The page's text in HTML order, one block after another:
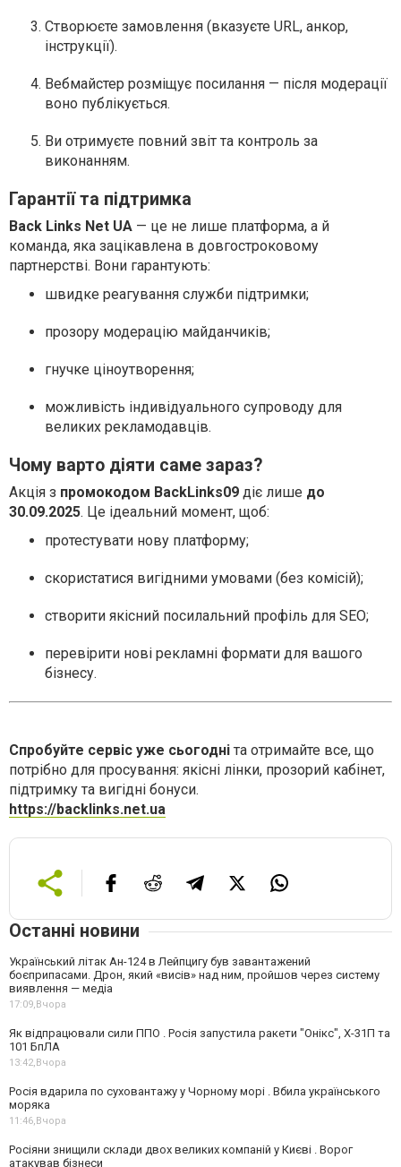
Створюєте замовлення (вказуєте URL, анкор,
інструкції).
Вебмайстер розміщує посилання — після модерації
воно публікується.
Ви отримуєте повний звіт та контроль за
виконанням.
Гарантії та підтримка
Back Links Net UA — це не лише платформа, а й
команда, яка зацікавлена в довгостроковому
партнерстві. Вони гарантують:
швидке реагування служби підтримки;
прозору модерацію майданчиків;
гнучке ціноутворення;
можливість індивідуального супроводу для
великих рекламодавців.
Чому варто діяти саме зараз?
Акція з промокодом BackLinks09 діє лише до
30.09.2025. Це ідеальний момент, щоб:
протестувати нову платформу;
скористатися вигідними умовами (без комісій);
створити якісний посилальний профіль для SEO;
перевірити нові рекламні формати для вашого
бізнесу.
Спробуйте сервіс уже сьогодні та отримайте все, що
потрібно для просування: якісні лінки, прозорий кабінет,
підтримку та вигідні бонуси.
https://backlinks.net.ua
Останні новини
Український літак Ан-124 в Лейпцигу був завантажений
боєприпасами. Дрон, який «висів» над ним, пройшов через систему
виявлення — медіа
17:09,Вчора
Як відпрацювали сили ППО . Росія запустила ракети "Онікс", Х-31П та
101 БпЛА
13:42,Вчора
Росія вдарила по суховантажу у Чорному морі . Вбила українського
моряка
11:46,Вчора
Росіяни знищили склади двох великих компаній у Києві . Ворог
атакував бізнеси